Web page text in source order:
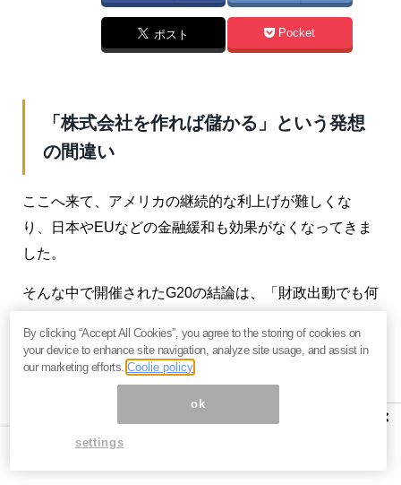
ポスト Pocket
「株式会社を作れば儲かる」という発想
の間違い
ここへ来て、アメリカの継続的な利上げが難しくな
り、日本やEUなどの金融緩和も効果がなくなってきま
した。
そんな中で開催されたG20の結論は、「財政出動でも何
何をやっても、根本的な経済のシステムが「まずい」
限り、その効果は限定的でしょう。
日本については、少子高齢化、それにともなう諸問
題、財政赤字、政治の腐敗、行政のムダなどの問題が
×
By clicking “Accept All Cookies”, you agree to the storing of cookies on
your device to enhance site navigation, analyze site usage, and assist in
our marketing efforts.Coolie policy
ok
settings